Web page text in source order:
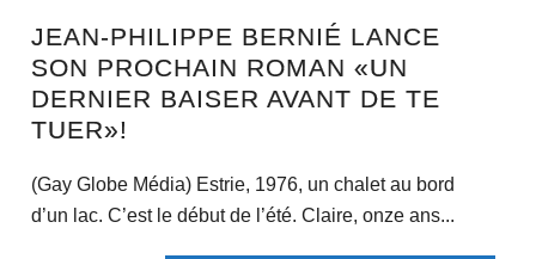
JEAN-PHILIPPE BERNIÉ LANCE
SON PROCHAIN ROMAN «UN
DERNIER BAISER AVANT DE TE
TUER»!
(Gay Globe Média) Estrie, 1976, un chalet au bord
d’un lac. C’est le début de l’été. Claire, onze ans...